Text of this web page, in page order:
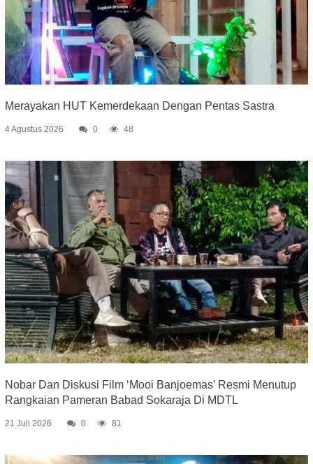
Merayakan HUT Kemerdekaan Dengan Pentas Sastra
4 Agustus 2026 0 48
Nobar Dan Diskusi Film ‘Mooi Banjoemas’ Resmi Menutup
Rangkaian Pameran Babad Sokaraja Di MDTL
21 Juli 2026 0 81